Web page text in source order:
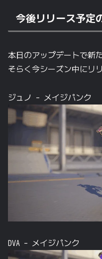
今後リリース予定
本日のアップデートで新
そらく今シーズン中にリ
ジュノ – メイジパンク
DVA – メイジパンク